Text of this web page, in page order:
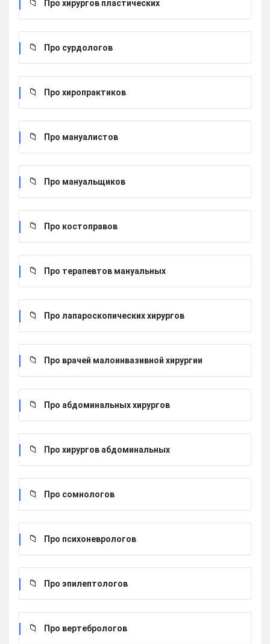
Про хирургов пластических
Про сурдологов
Про хиропрактиков
Про мануалистов
Про мануальщиков
Про костоправов
Про терапевтов мануальных
Про лапароскопических хирургов
Про врачей малоинвазивной хирургии
Про абдоминальных хирургов
Про хирургов абдоминальных
Про сомнологов
Про психоневрологов
Про эпилептологов
Про вертебрологов